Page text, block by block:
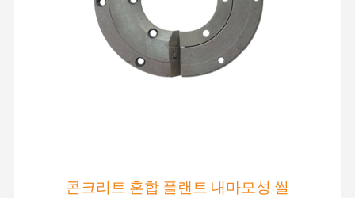
콘크리트 혼합 플랜트 내마모성 씰